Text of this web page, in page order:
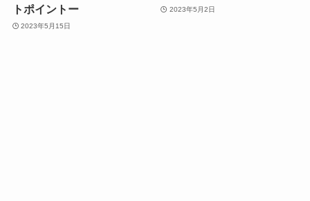
トポイントー
2023年5月15日
2023年5月2日